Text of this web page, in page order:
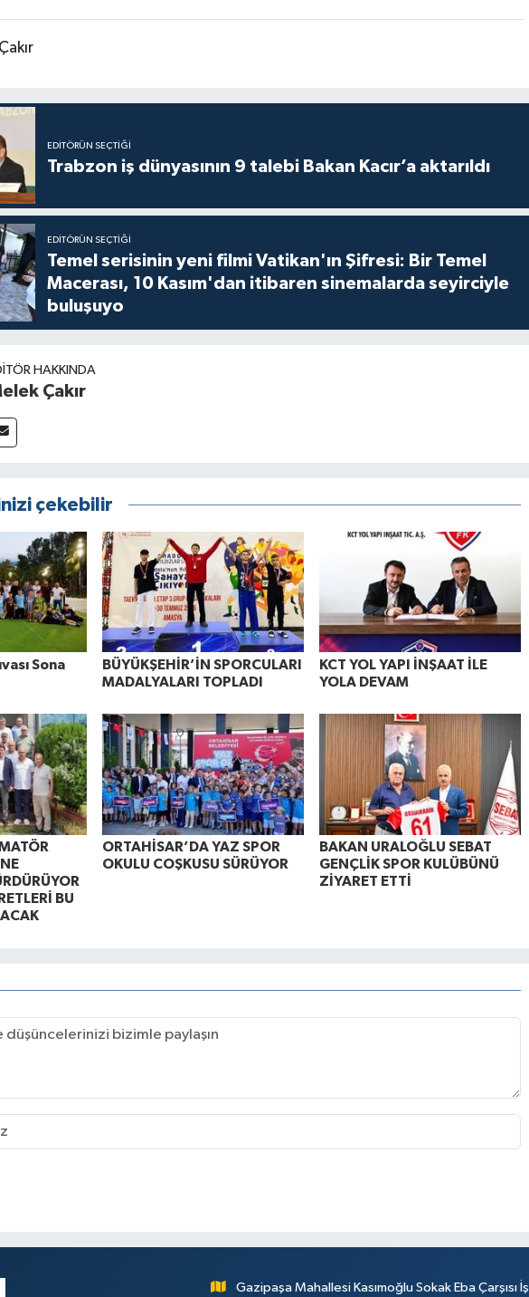
EDITÖRÜN SEÇTIĞI
Trabzon iş dünyasının 9 talebi Bakan Kacır’a aktarıldı
EDITÖRÜN SEÇTIĞI
Temel serisinin yeni filmi Vatikan'ın Şifresi: Bir Temel
Macerası, 10 Kasım'dan itibaren sinemalarda seyirciyle
buluşuyo
HAKKINDA
Çakır
çekebilir
Sona
BÜYÜKŞEHİR’İN SPORCULARI
MADALYALARI TOPLADI
KCT YOL YAPI İNŞAAT İLE
YOLA DEVAM
BU
ORTAHİSAR’DA YAZ SPOR
OKULU COŞKUSU SÜRÜYOR
BAKAN URALOĞLU SEBAT
GENÇLİK SPOR KULÜBÜNÜ
ZİYARET ETTİ
Gazipaşa Mahallesi Kasımoğlu Sokak Eba Çarşısı İş